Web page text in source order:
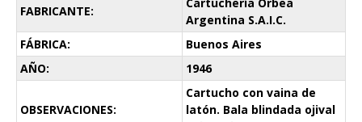
FABRICANTE:
Argentina S.A.I.C.
FÁBRICA:
Buenos Aires
AÑO:
1946
OBSERVACIONES:
Cartucho con vaina de
latón. Bala blindada ojival